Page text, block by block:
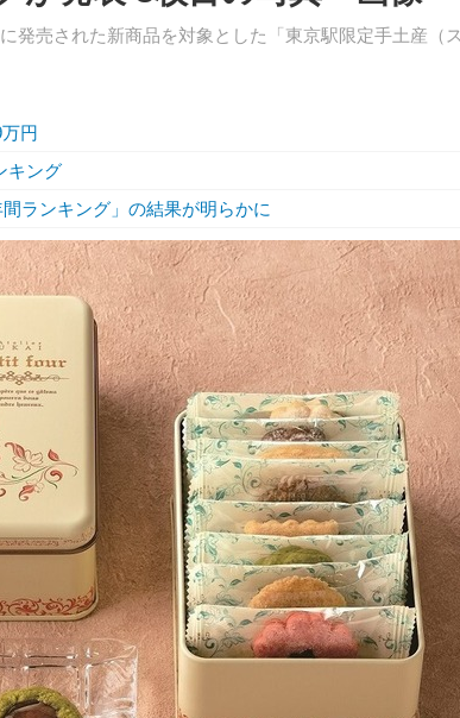
発売された新商品を対象とした「東京駅限定手土産（
円
キング
ランキング」の結果が明らかに